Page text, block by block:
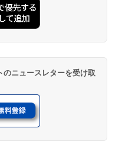
ニュースレターを受け取